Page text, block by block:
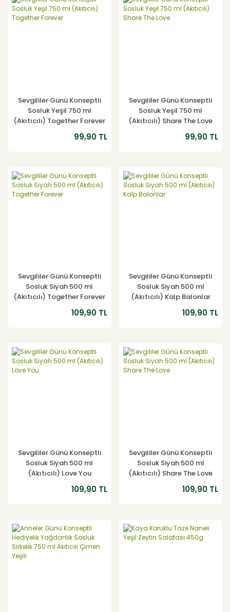
YENİ
Sevgililer Günü Konseptli
Sosluk Yeşil 750 ml
(Akıtıcılı) Together Forever
99,90 TL
YENİ
Sevgililer Günü Konseptli
Sosluk Yeşil 750 ml
(Akıtıcılı) Share The Love
99,90 TL
YENİ
Sevgililer Günü Konseptli
Sosluk Siyah 500 ml
(Akıtıcılı) Together Forever
109,90 TL
YENİ
Sevgililer Günü Konseptli
Sosluk Siyah 500 ml
(Akıtıcılı) Kalp Balonlar
109,90 TL
YENİ
Sevgililer Günü Konseptli
Sosluk Siyah 500 ml
(Akıtıcılı) Love You
109,90 TL
YENİ
Sevgililer Günü Konseptli
Sosluk Siyah 500 ml
(Akıtıcılı) Share The Love
109,90 TL
YENİ